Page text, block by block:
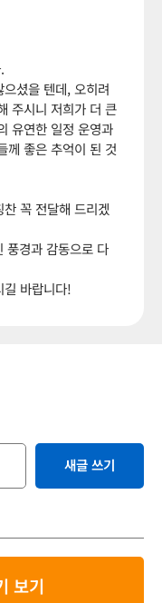
셨을 텐데, 오히려
주시니 저희가 더 큰
유연한 일정 운영과
께 좋은 추억이 된 것
꼭 전달해 드리겠
풍경과 감동으로 다
길 바랍니다!
새글 쓰기
보기